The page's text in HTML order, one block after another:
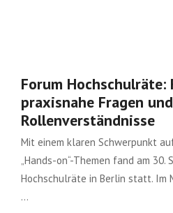
Forum Hochschulräte:
praxisnahe Fragen
Rollenverständnisse
Mit einem klaren Schwerpunkt
„Hands-on“-Themen fand am 30.
Hochschulräte in Berlin statt.
…